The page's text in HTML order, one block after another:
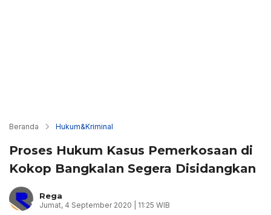
Beranda Hukum&Kriminal
Proses Hukum Kasus Pemerkosaan di
Kokop Bangkalan Segera Disidangkan
Rega
Jumat, 4 September 2020 | 11:25 WIB